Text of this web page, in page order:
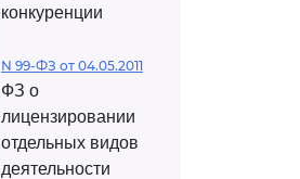
конкуренции
N 99-ФЗ от 04.05.2011
ФЗ о
лицензировании
отдельных видов
деятельности